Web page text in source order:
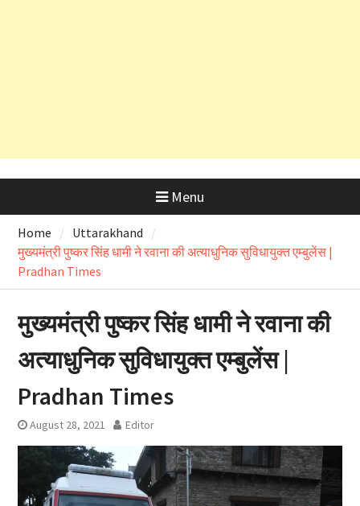
Menu
Home
Uttarakhand
मुख्यमंत्री पुष्कर सिंह धामी ने रवाना की अत्याधुनिक सुविधायुक्त एम्बुलेंस |
Pradhan Times
मुख्यमंत्री पुष्कर सिंह धामी ने रवाना की
अत्याधुनिक सुविधायुक्त एम्बुलेंस |
Pradhan Times
August 28, 2021 Editor